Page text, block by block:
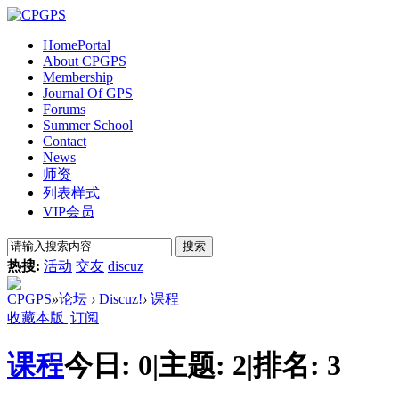
HomePortal
About CPGPS
Membership
Journal Of GPS
Forums
Summer School
Contact
News
师资
列表样式
VIP会员
搜索
热搜: 活动 交友 discuz
CPGPS»论坛 › Discuz!› 课程
收藏本版 |订阅
课程今日: 0|主题: 2|排名: 3